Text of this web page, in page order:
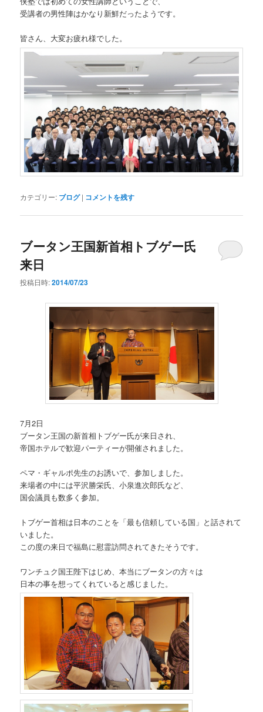
受講者の男性陣はかなり新鮮だったようです。
皆さん、大変お疲れ様でした。
カテゴリー: ブログ | コメントを残す
ブータン王国新首相トブゲー氏
来日
投稿日時:2014/07/23
7月2日
ブータン王国の新首相トブゲー氏が来日され、
帝国ホテルで歓迎パーティーが開催されました。
ペマ・ギャルポ先生のお誘いで、参加しました。
来場者の中には平沢勝栄氏、小泉進次郎氏など、
国会議員も数多く参加。
トブゲー首相は日本のことを「最も信頼している国」と話されて
いました。
この度の来日で福島に慰霊訪問されてきたそうです。
ワンチュク国王陛下はじめ、本当にブータンの方々は
日本の事を想ってくれていると感じました。